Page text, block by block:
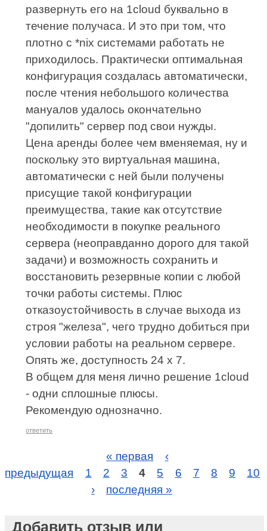
развернуть его на 1cloud буквально в
течение получаса. И это при том, что
плотно с *nix системами работать не
приходилось. Практически оптимальная
конфигурация создалась автоматически,
после чтения небольшого количества
мануалов удалось окончательно
"допилить" сервер под свои нужды.
Цена аренды более чем вменяемая, ну и
поскольку это виртуальная машина,
автоматически с ней были получены
присущие такой конфигурации
преимущества, такие как отсутствие
необходимости в покупке реального
сервера (неоправданно дорого для такой
задачи) и возможность сохранить и
восстановить резервные копии с любой
точки работы системы. Плюс
отказоустойчивость в случае выхода из
строя "железа", чего трудно добиться при
условии работы на реальном сервере.
Опять же, доступность 24 х 7.
В общем для меня лично решение 1cloud
- одни сплошные плюсы.
Рекомендую однозначно.
ответить
« первая
‹
предыдущая
1 2 3 4 5 6 7 8 9
10
›
последняя »
Добавить отзыв или